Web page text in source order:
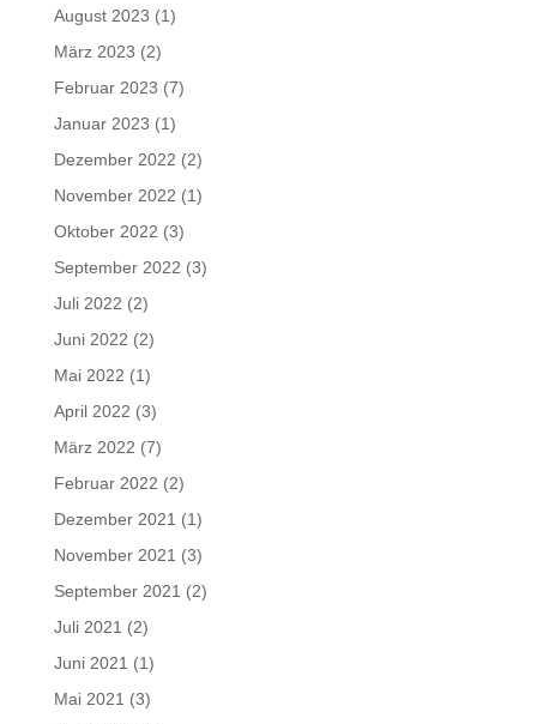
August 2023 (1)
März 2023 (2)
Februar 2023 (7)
Januar 2023 (1)
Dezember 2022 (2)
November 2022 (1)
Oktober 2022 (3)
September 2022 (3)
Juli 2022 (2)
Juni 2022 (2)
Mai 2022 (1)
April 2022 (3)
März 2022 (7)
Februar 2022 (2)
Dezember 2021 (1)
November 2021 (3)
September 2021 (2)
Juli 2021 (2)
Juni 2021 (1)
Mai 2021 (3)